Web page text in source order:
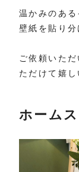
温かみのある
壁紙を貼り分
ご依頼いた
ただけて嬉し
ホーム